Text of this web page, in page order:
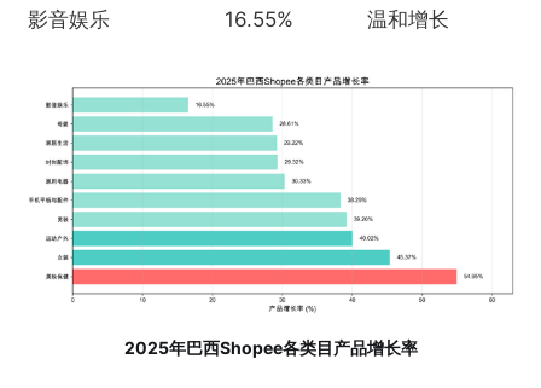
影音娱乐
16.55% 温和增长
2025年巴西Shopee各类目产品增长率